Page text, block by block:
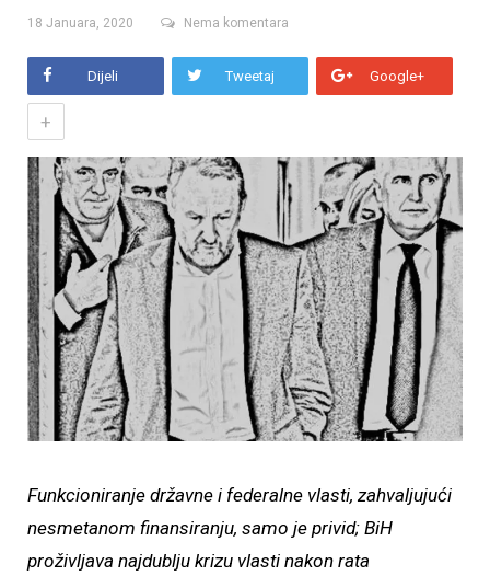
18 Januara, 2020 Nema komentara
Dijeli Tweetaj Google+
+
Funkcioniranje državne i federalne vlasti, zahvaljujući
nesmetanom finansiranju, samo je privid; BiH
proživljava najdublju krizu vlasti nakon rata